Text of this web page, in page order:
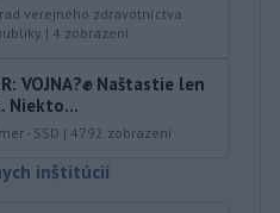
verejného zdravotníctva
| 4 zobrazení
VOJNA?✊ Naštastie len
Niekto...
- SSD | 4792 zobrazení
inštitúcií